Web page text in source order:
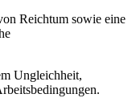
Reichtum sowie eine
Ungleichheit,